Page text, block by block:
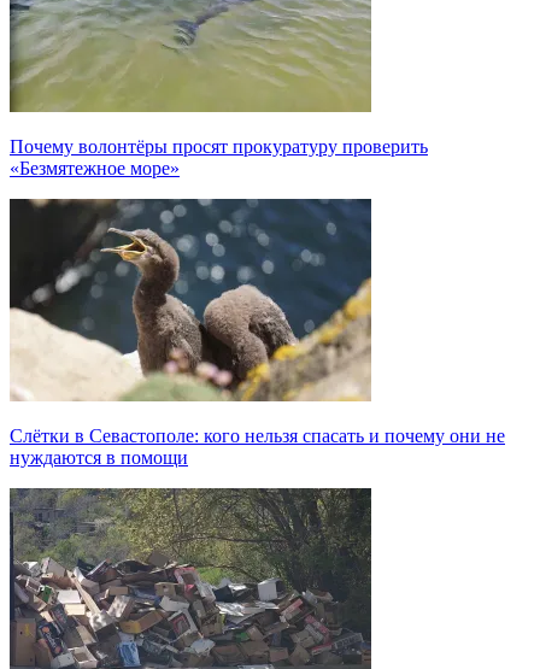
Почему волонтёры просят прокуратуру проверить
«Безмятежное море»
Слётки в Севастополе: кого нельзя спасать и почему они не
нуждаются в помощи